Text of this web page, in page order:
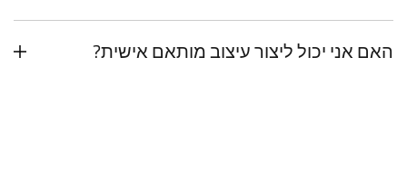
האם אני יכול ליצור עיצוב מותאם אישית?